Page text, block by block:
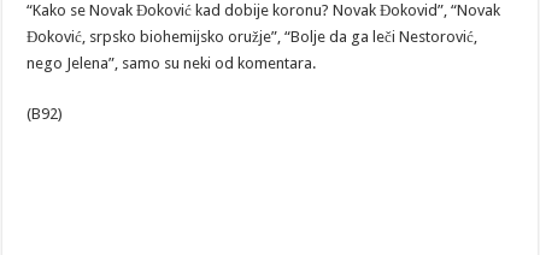
“Kako se Novak Đoković kad dobije koronu? Novak Đokovid”, “Novak
Đoković, srpsko biohemijsko oružje”, “Bolje da ga leči Nestorović,
nego Jelena”, samo su neki od komentara.
(B92)